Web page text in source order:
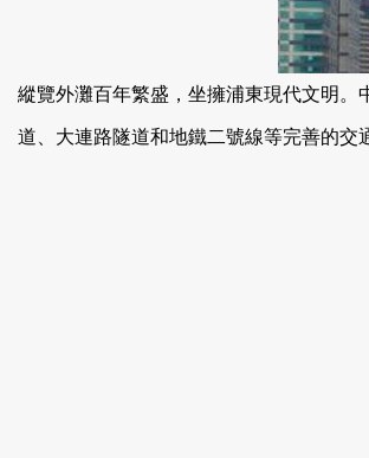
縱覽外灘百年繁盛，坐擁浦東現代文明
道、大連路隧道和地鐵二號線等完善的交通網